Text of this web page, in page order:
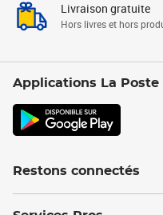
Livraison gratuite
Hors livres et hors
Applications La Poste
Restons connectés